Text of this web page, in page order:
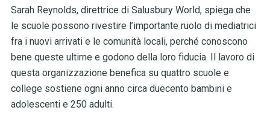
Sarah Reynolds, direttrice di Salusbury World, spiega che
le scuole possono rivestire l’importante ruolo di mediatrici
fra i nuovi arrivati e le comunità locali, perché conoscono
bene queste ultime e godono della loro fiducia. Il lavoro di
questa organizzazione benefica su quattro scuole e
college sostiene ogni anno circa duecento bambini e
adolescenti e 250 adulti.